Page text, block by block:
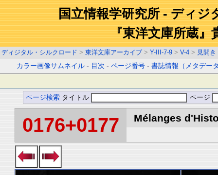
国立情報学研究所 - ディジ
『東洋文庫所蔵』
ディジタル・シルクロード > 東洋文庫アーカイブ > Y-III-7-9 > V-4 > 見開き
カラー画像サムネイル - 目次 -ページ番号 -書誌情報（メタデー
ページ検索 タイトル ページ
0176+0177 Mélanges